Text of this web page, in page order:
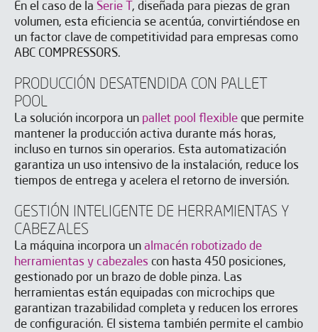
En el caso de la Serie T , diseñada para piezas de gran
volumen, esta eficiencia se acentúa, convirtiéndose en
un factor clave de competitividad para empresas como
ABC COMPRESSORS.
PRODUCCIÓN DESATENDIDA CON PALLET
POOL
La solución incorpora un pallet pool flexible que permite
mantener la producción activa durante más horas,
incluso en turnos sin operarios. Esta automatización
garantiza un uso intensivo de la instalación, reduce los
tiempos de entrega y acelera el retorno de inversión.
GESTIÓN INTELIGENTE DE HERRAMIENTAS Y
CABEZALES
La máquina incorpora un almacén robotizado de
herramientas y cabezales con hasta 450 posiciones,
gestionado por un brazo de doble pinza. Las
herramientas están equipadas con microchips que
garantizan trazabilidad completa y reducen los errores
de configuración. El sistema también permite el cambio